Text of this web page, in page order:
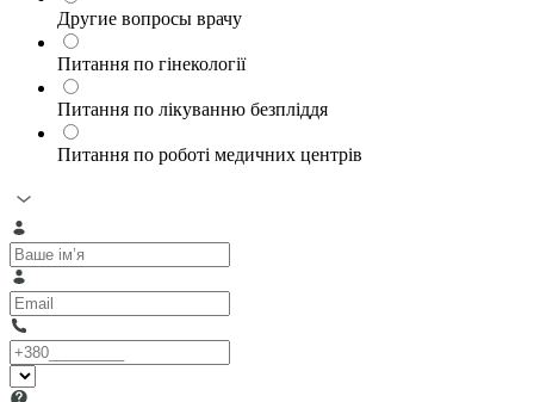
Другие вопросы врачу
Питання по гінекології
Питання по лікуванню безпліддя
Питання по роботі медичних центрів